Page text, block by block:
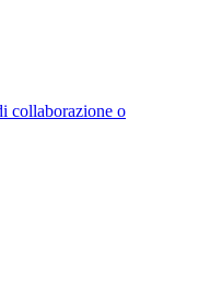
collaborazione o